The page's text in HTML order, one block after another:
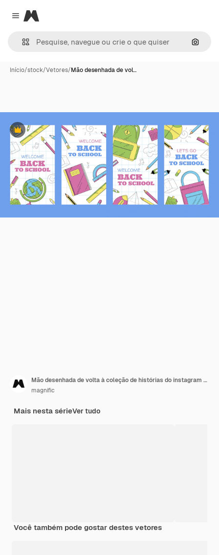
Close menu
Magnific
Início/stock/Vetores/Mão desenhada de vol…
Premium
Mão desenhada de volta à coleção de histórias do instagram de escola
magnific
Mais nesta sérieVer tudo
Você também pode gostar destes vetores